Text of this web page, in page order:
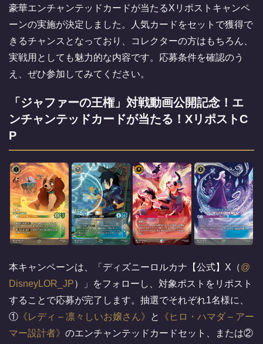
豪華エンチャンテッドカードが当たるXリポストキャンペ
ーンの実施が決定しました。人気カードをセットで獲得で
きるチャンスとなっており、コレクターの方はもちろん、
実戦用としても魅力的な内容です。応募条件を確認のう
え、ぜひ参加してみてください。
「ジャファーの王権」対戦動画公開記念！エ
ンチャンテッドカードが当たる！XリポストC
P
本キャンペーンは、「ディズニーロルカナ【公式】X（@
DisneyLOR_JP）」をフォローし、対象ポストをリポスト
することで応募が完了します。抽選でそれぞれ1名様に、
①
レディ – 凛々しいお嬢さん と
ヒロ・ハマダ – アー
マー設計者
のエンチャンテッドカードセット、または②